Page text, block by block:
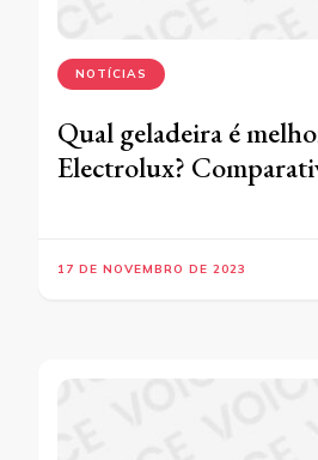
NOTÍCIAS
Qual geladeira é
Electrolux?
17 DE NOVEMBRO DE 2023